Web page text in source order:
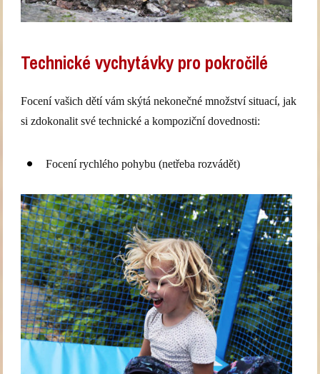
Technické vychytávky pro pokročilé
Focení vašich dětí vám skýtá nekonečné množství situací, jak
si zdokonalit své technické a kompoziční dovednosti:
Focení rychlého pohybu (netřeba rozvádět)